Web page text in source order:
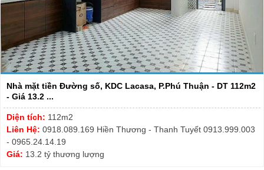
Nhà mặt tiền Đường số, KDC Lacasa, P.Phú Thuận - DT 112m2
- Giá 13.2 ...
Diện tích: 112m2
Liên Hệ: 0918.089.169 Hiền Thương - Thanh Tuyết 0913.999.003
- 0965.24.14.19
Giá: 13.2 tỷ thương lượng